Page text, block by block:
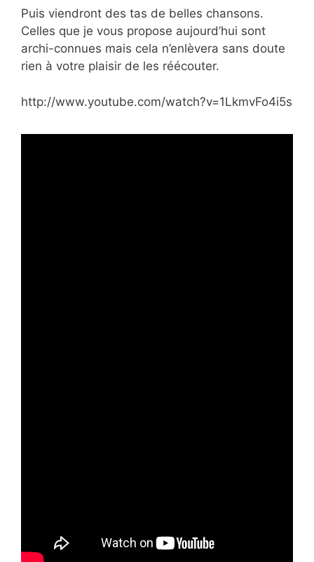
Puis viendront des tas de belles chansons.
Celles que je vous propose aujourd’hui sont
archi-connues mais cela n’enlèvera sans doute
rien à votre plaisir de les réécouter.
http://www.youtube.com/watch?v=1LkmvFo4i5s